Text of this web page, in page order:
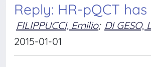
Reply: HR-pQCT
FILIPPUCCI, Emilio; DI GESO,
2015-01-01